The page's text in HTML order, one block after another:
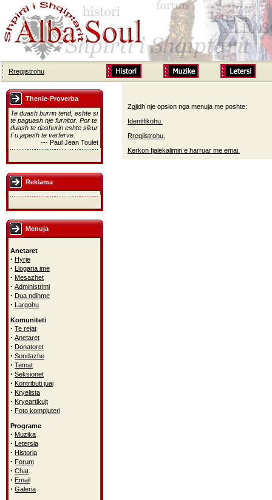
Rregjistrohu
Thenie-Proverba
Te duash burrin tend, eshte si
te paguash nje furnitor. Por te
duash te dashurin eshte sikur
t`u japesh te varferve.
--- Paul Jean Toulet
Reklama
Menuja
Anetaret
· Hyrje
· Llogaria ime
· Mesazhet
· Administrimi
· Dua ndihme
· Largohu
Komuniteti
· Te rejat
· Anetaret
· Donatoret
· Sondazhe
· Temat
· Seksionet
· Kontributi juaj
· Kryelista
· Kryeartikujt
· Foto kompjuteri
Programe
· Muzika
· Letersia
· Historia
· Forum
· Chat
· Email
· Galeria
Zgjidh nje opsion nga menuja me poshte:
Identifikohu.
Rregjistrohu.
Kerkon fjalekalimin e harruar me emai.